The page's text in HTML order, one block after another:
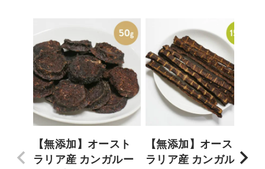
【無添加】オースト
ラリア産 カンガルー
【無添加】オースト
ラリア産 カンガルー